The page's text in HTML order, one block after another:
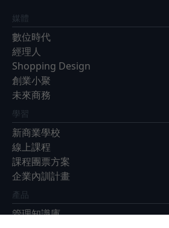
媒體
數位時代
經理人
Shopping Design
創業小聚
未來商務
學習
新商業學校
線上課程
課程團票方案
企業內訓計畫
產品
管理知識庫